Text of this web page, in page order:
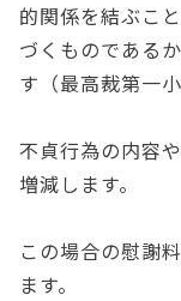
的関係を結ぶこ
づくものである
す（最高裁第一
不貞行為の内容
増減します。
この場合の慰謝
ます。